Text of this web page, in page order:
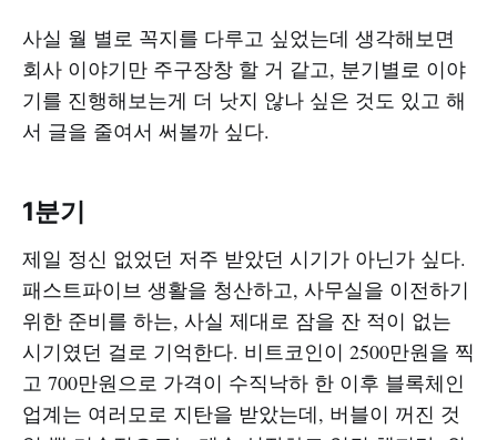
사실 월 별로 꼭지를 다루고 싶었는데 생각해보면
회사 이야기만 주구장창 할 거 같고, 분기별로 이야
기를 진행해보는게 더 낫지 않나 싶은 것도 있고 해
서 글을 줄여서 써볼까 싶다.
1분기
제일 정신 없었던 저주 받았던 시기가 아닌가 싶다.
패스트파이브 생활을 청산하고, 사무실을 이전하기
위한 준비를 하는, 사실 제대로 잠을 잔 적이 없는
시기였던 걸로 기억한다. 비트코인이 2500만원을 찍
고 700만원으로 가격이 수직낙하 한 이후 블록체인
업계는 여러모로 지탄을 받았는데, 버블이 꺼진 것